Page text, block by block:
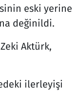
eski yerine
değinildi.
Aktürk,
ilerleyişi